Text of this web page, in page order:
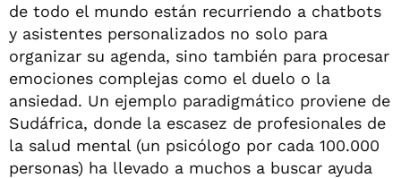
de todo el mundo están recurriendo a chatbots
y asistentes personalizados no solo para
organizar su agenda, sino también para procesar
emociones complejas como el duelo o la
ansiedad. Un ejemplo paradigmático proviene de
Sudáfrica, donde la escasez de profesionales de
la salud mental (un psicólogo por cada 100.000
personas) ha llevado a muchos a buscar ayuda